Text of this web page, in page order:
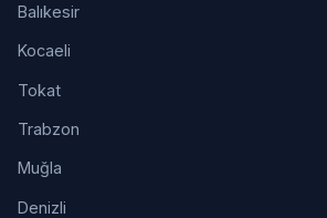
Balıkesir
Kocaeli
Tokat
Trabzon
Muğla
Denizli